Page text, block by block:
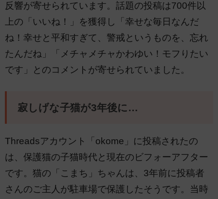
反響が寄せられています。話題の投稿は700件以
上の「いいね！」を獲得し「幸せな毎日なんだ
ね！幸せと平和すぎて、警戒というものを、忘れ
たんだね」「メチャメチャかわゆい！モフりたい
です」とのコメントが寄せられていました。
寂しげな子猫が3年後に…
Threadsアカウント「okome」に投稿されたの
は、保護猫の子猫時代と現在のビフォーアフター
です。猫の「こまち」ちゃんは、3年前に投稿者
さんのご主人が駐車場で保護したそうです。当時